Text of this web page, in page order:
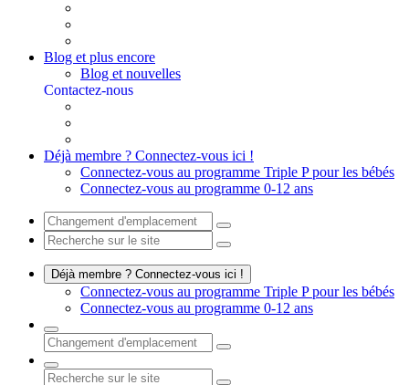
Blog et plus encore
Blog et nouvelles
Contactez-nous
Déjà membre ? Connectez-vous ici !
Connectez-vous au programme Triple P pour les bébés
Connectez-vous au programme 0-12 ans
Déjà membre ? Connectez-vous ici !
Connectez-vous au programme Triple P pour les bébés
Connectez-vous au programme 0-12 ans